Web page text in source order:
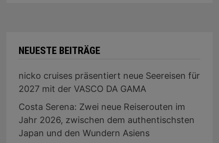
NEUESTE BEITRÄGE
nicko cruises präsentiert neue Seereisen für
2027 mit der VASCO DA GAMA
Costa Serena: Zwei neue Reiserouten im
Jahr 2026, zwischen dem authentischsten
Japan und den Wundern Asiens